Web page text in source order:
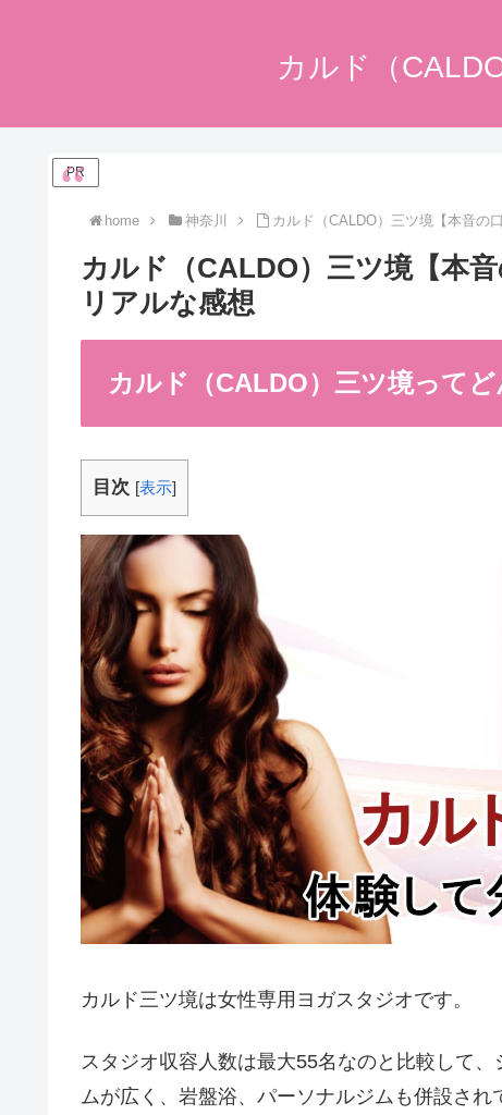
カルド（
PR
home 神奈川 カルド（CALDO）三ツ境【本音の
カルド（CALDO）三ツ境【本
リアルな感想
カルド（CALDO）三ツ境って
目次 [表示]
カルド三ツ境は女性専用ヨガスタジオです。
スタジオ収容人数は最大55名なのと比較して
ムが広く、岩盤浴、パーソナルジムも併設さ